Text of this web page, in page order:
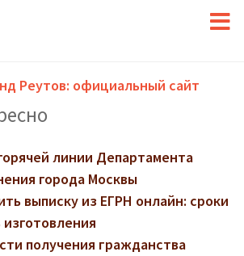
Реутов: официальный сайт
линии Департамента
города Москвы
выписку из ЕГРН онлайн: сроки
получения гражданства